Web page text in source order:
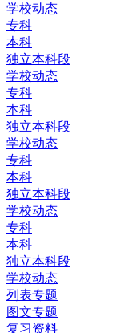
学校动态
专科
本科
独立本科段
学校动态
专科
本科
独立本科段
学校动态
专科
本科
独立本科段
学校动态
专科
本科
独立本科段
学校动态
列表专题
图文专题
复习资料